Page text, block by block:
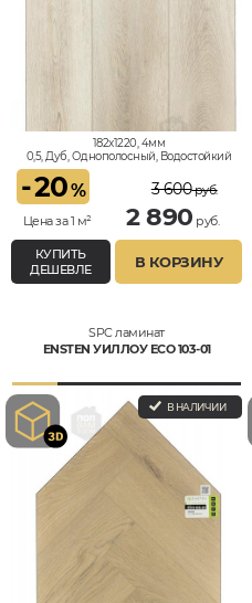
182x1220, 4мм
0,5, Дуб, Однополосный, Водостойкий
-20%
Цена за 1 м²
3 600руб.
2 890 руб.
КУПИТЬ
ДЕШЕВЛЕ
В КОРЗИНУ
SPC ламинат
ENSTEN УИЛЛОУ ECO 103-01
В НАЛИЧИИ